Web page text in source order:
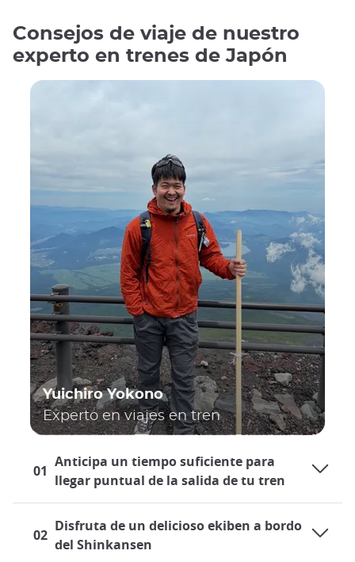
Consejos de viaje de nuestro
experto en trenes de Japón
01
Anticipa un tiempo suficiente para
llegar puntual de la salida de tu tren
02
Disfruta de un delicioso ekiben a bordo
del Shinkansen
Yuichiro Yokono
Experto en viajes en tren